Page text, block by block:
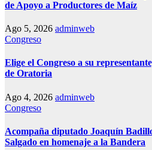
de Apoyo a Productores de Maíz
Ago 5, 2026 adminweb
Congreso
Elige el Congreso a su
de Oratoria
Ago 4, 2026 adminweb
Congreso
Acompaña diputado Joaquín
Salgado en homenaje a la Bandera